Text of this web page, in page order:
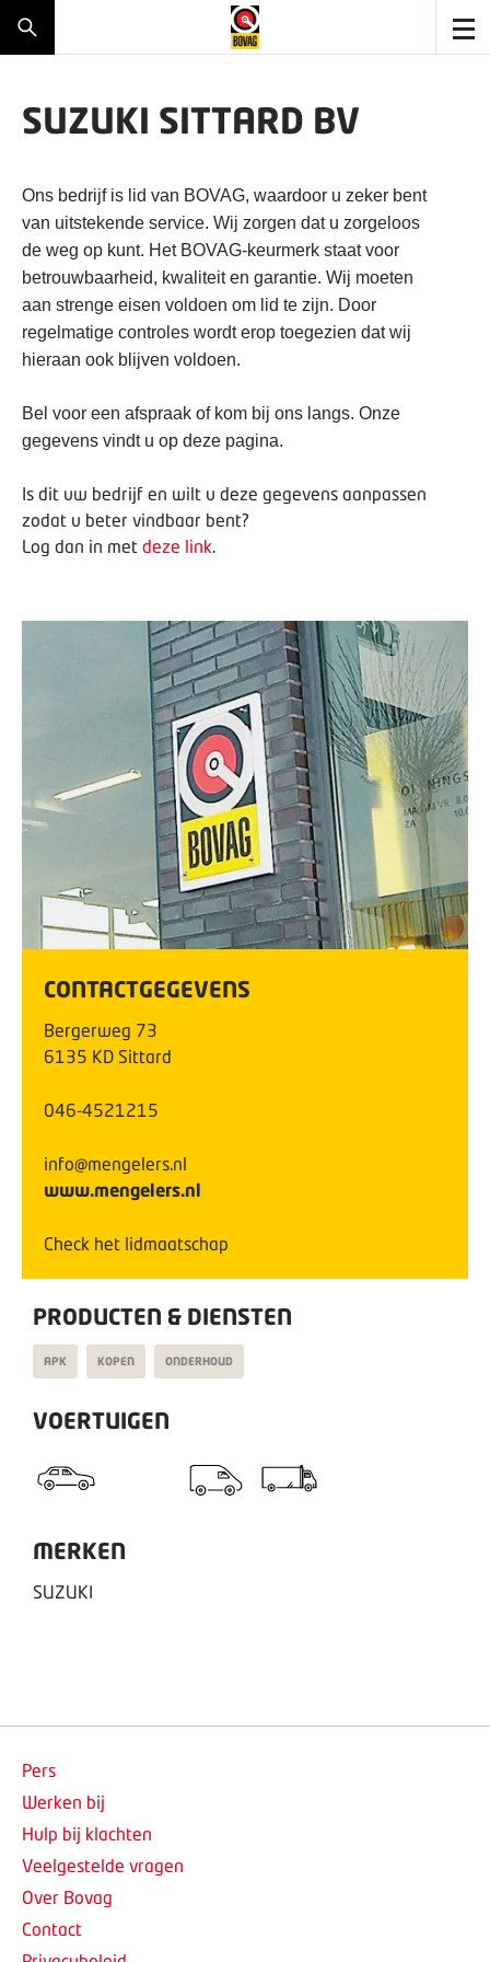
SUZUKI SITTARD BV
Ons bedrijf is lid van BOVAG, waardoor u zeker bent
van uitstekende service. Wij zorgen dat u zorgeloos
de weg op kunt. Het BOVAG-keurmerk staat voor
betrouwbaarheid, kwaliteit en garantie. Wij moeten
aan strenge eisen voldoen om lid te zijn. Door
regelmatige controles wordt erop toegezien dat wij
hieraan ook blijven voldoen.
Bel voor een afspraak of kom bij ons langs. Onze
gegevens vindt u op deze pagina.
Is dit uw bedrijf en wilt u deze gegevens aanpassen
zodat u beter vindbaar bent?
Log dan in met deze link.
CONTACTGEGEVENS
Bergerweg 73
6135 KD Sittard
046-4521215
info@mengelers.nl
www.mengelers.nl
Check het lidmaatschap
PRODUCTEN & DIENSTEN
APK KOPEN ONDERHOUD
VOERTUIGEN
MERKEN
SUZUKI
Pers
Werken bij
Hulp bij klachten
Veelgestelde vragen
Over Bovag
Contact